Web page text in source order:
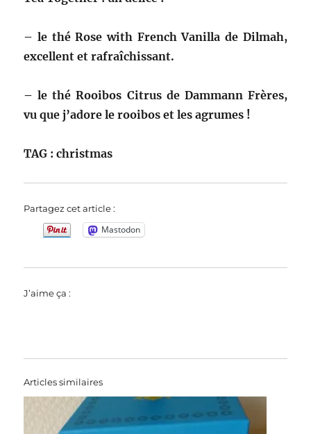
– le thé Rose with French Vanilla de Dilmah,
excellent et rafraîchissant.
– le thé Rooibos Citrus de Dammann Frères,
vu que j’adore le rooibos et les agrumes !
TAG : christmas
Partagez cet article :
Mastodon
J’aime ça :
Articles similaires